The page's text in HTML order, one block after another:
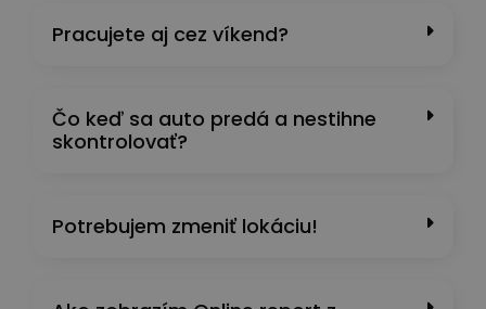
Pracujete aj cez víkend?
Čo keď sa auto predá a nestihne
skontrolovať?
Potrebujem zmeniť lokáciu!